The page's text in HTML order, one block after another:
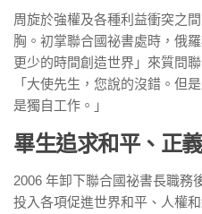
周旋於強權及各種利益衝突之
胸。初掌聯合國祕書處時，俄
更少的時間創造世界」來質問
「大使先生，您說的沒錯。但
是獨自工作。」
畢生追求和平、正
2006 年卸下聯合國祕書長職務
投入各項促進世界和平、人權